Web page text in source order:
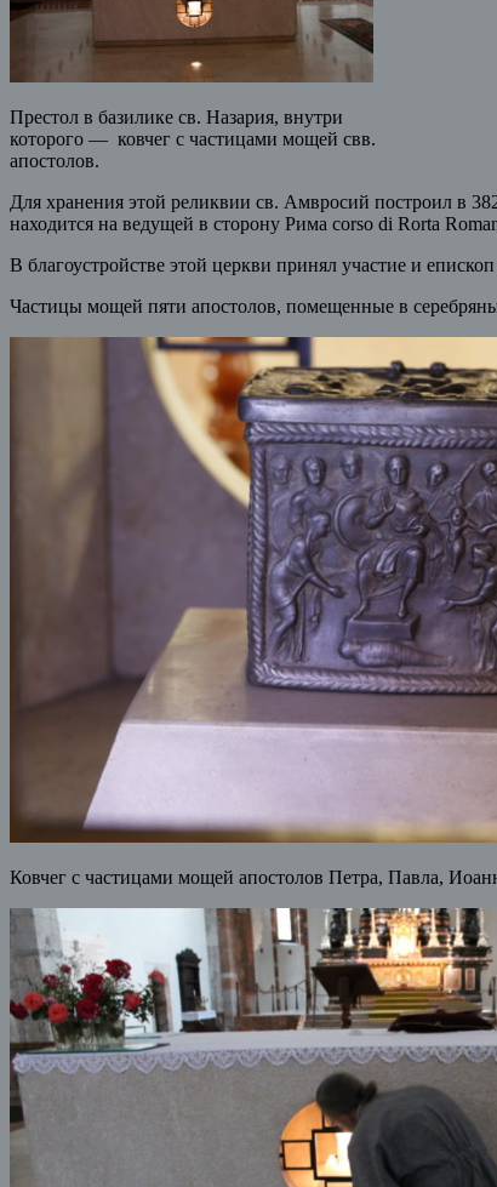
Престол в базилике св. Назария, внутри
которого — ковчег с частицами мощей свв.
апостолов.
Для хранения этой реликвии св. Амвросий построил в
находится на ведущей в сторону Рима corso di Rorta
В благоустройстве этой церкви принял участие и
Частицы мощей пяти апостолов, помещенные в
Ковчег с частицами мощей апостолов Петра, Павла,